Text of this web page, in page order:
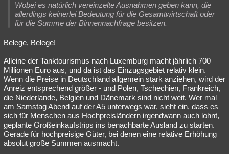
Wobei es natürlich vereinzelte Ausnahmen geben kann, die
allerdings keinerlei Bedeutung für die Gesamtwirtschaft oder
für die Summe der Binnennachfrage besitzen.
Belege, Belege!
Alleine der Tanktourismus nach Luxemburg macht jährlich 700
Millionen Euro aus, und da ist das Einzugsgebiet relativ klein.
Wenn die Preise in Deutschland allgemein stark anziehen, wird der
Anreiz entsprechend größer - und Polen, Tschechien, Frankreich,
die Niederlande, Belgien und Dänemark sind nicht weit. Wer mal
am Samstag Abend auf der A5 unterwegs war, sieht ein, dass es
sich für Menschen aus Hochpreisländern irgendwann auch lohnt,
geplante Großeinkaufstrips ins benachbarte Ausland zu starten.
Gerade für hochpreisige Güter, bei denen eine relative Erhöhung
absolut große Summen ausmacht.